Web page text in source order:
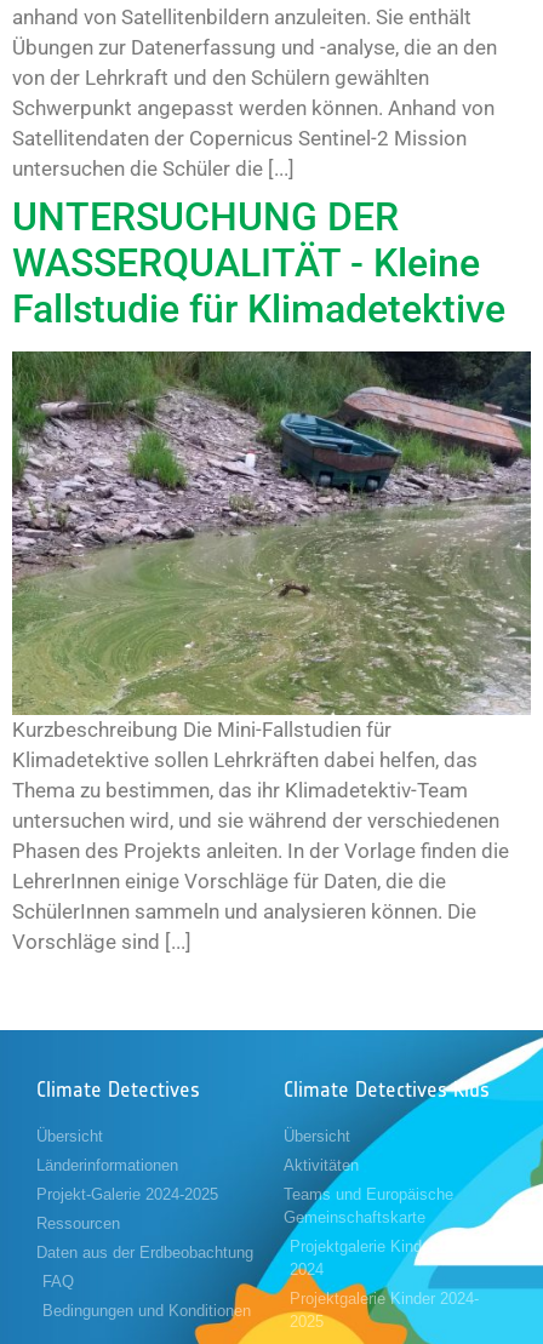
anhand von Satellitenbildern anzuleiten. Sie enthält
Übungen zur Datenerfassung und -analyse, die an den
von der Lehrkraft und den Schülern gewählten
Schwerpunkt angepasst werden können. Anhand von
Satellitendaten der Copernicus Sentinel-2 Mission
untersuchen die Schüler die [...]
UNTERSUCHUNG DER
WASSERQUALITÄT - Kleine
Fallstudie für Klimadetektive
Kurzbeschreibung Die Mini-Fallstudien für
Klimadetektive sollen Lehrkräften dabei helfen, das
Thema zu bestimmen, das ihr Klimadetektiv-Team
untersuchen wird, und sie während der verschiedenen
Phasen des Projekts anleiten. In der Vorlage finden die
LehrerInnen einige Vorschläge für Daten, die die
SchülerInnen sammeln und analysieren können. Die
Vorschläge sind [...]
Climate Detectives
Übersicht
Länderinformationen
Projekt-Galerie 2024-2025
Ressourcen
Daten aus der Erdbeobachtung
FAQ
Bedingungen und Konditionen
Climate Detectives Kids
Übersicht
Aktivitäten
Teams und Europäische
Gemeinschaftskarte
Projektgalerie Kinder 2023-
2024
Projektgalerie Kinder 2024-
2025